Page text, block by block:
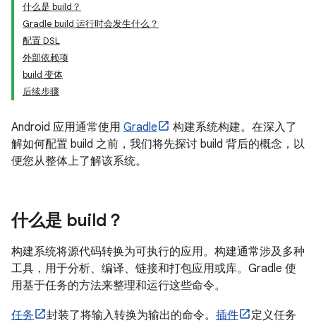
什么是 build？
Gradle build 运行时会发生什么？
配置 DSL
外部依赖项
build 变体
后续步骤
Android 应用通常使用 Gradle
构建系统构建。在深入了
解如何配置 build 之前，我们将先探讨 build 背后的概念，以
便您从整体上了解该系统。
什么是 build？
构建系统将源代码转换为可执行的应用。构建通常涉及多种
工具，用于分析、编译、链接和打包应用或库。Gradle 使
用基于任务的方法来整理和运行这些命令。
任务 封装了将输入转换为输出的命令。 插件
定义任务